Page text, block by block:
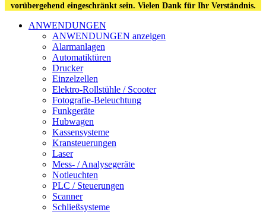
vorübergehend eingeschränkt sein. Vielen Dank für Ihr Verständnis.
ANWENDUNGEN
ANWENDUNGEN anzeigen
Alarmanlagen
Automatiktüren
Drucker
Einzelzellen
Elektro-Rollstühle / Scooter
Fotografie-Beleuchtung
Funkgeräte
Hubwagen
Kassensysteme
Kransteuerungen
Laser
Mess- / Analysegeräte
Notleuchten
PLC / Steuerungen
Scanner
Schließsysteme